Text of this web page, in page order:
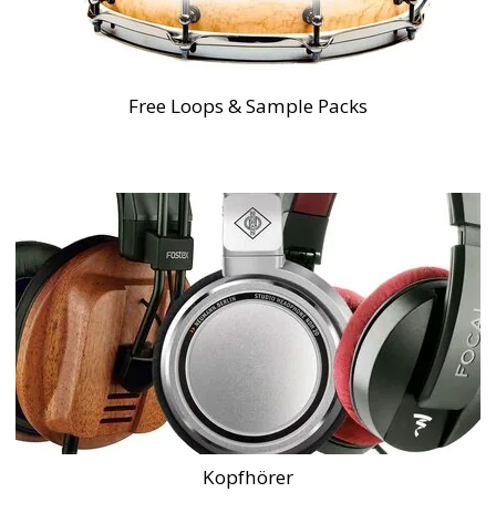
Free Loops & Sample Packs
Kopfhörer